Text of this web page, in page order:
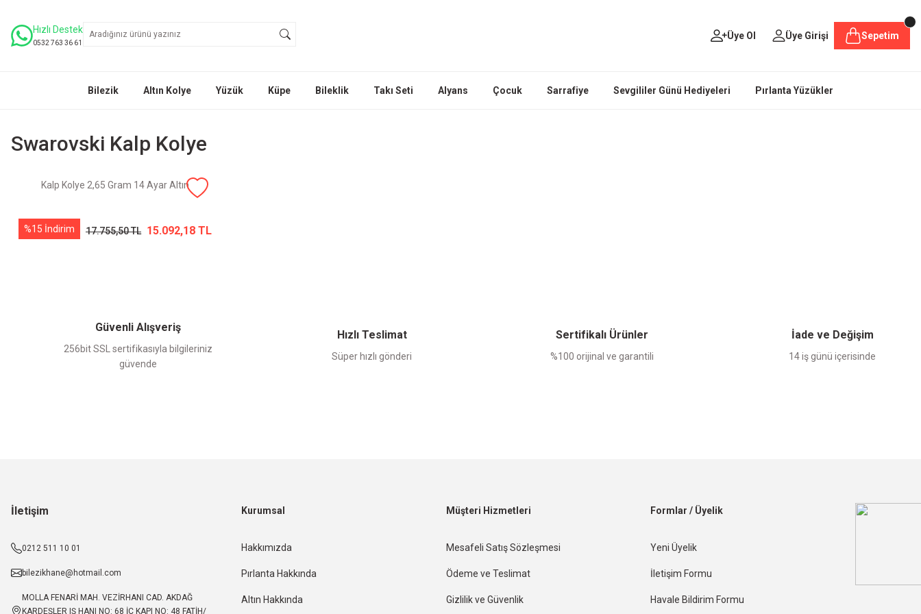
Hızlı Destek
0532 763 36 61
Üye Ol Üye Girişi Sepetim
Bilezik Altın Kolye Yüzük Küpe Bileklik Takı Seti Alyans Çocuk Sarrafiye Sevgililer Günü Hediyeleri Pırlanta Yüzükler
Swarovski Kalp Kolye
Kalp Kolye 2,65 Gram 14 Ayar Altın
%15 İndirim 17.755,50 TL 15.092,18 TL
Güvenli Alışveriş
256bit SSL sertifikasıyla bilgileriniz
güvende
Hızlı Teslimat
Süper hızlı gönderi
Sertifikalı Ürünler
%100 orijinal ve garantili
İade ve Değişim
14 iş günü içerisinde
İletişim
0212 511 10 01
bilezikhane@hotmail.com
MOLLA FENARİ MAH. VEZİRHANI CAD. AKDAĞ
KARDEŞLER IŞ HANI NO: 68 İÇ KAPI NO: 48 FATİH/
Kurumsal
Hakkımızda
Pırlanta Hakkında
Altın Hakkında
Müşteri Hizmetleri
Mesafeli Satış Sözleşmesi
Ödeme ve Teslimat
Gizlilik ve Güvenlik
Formlar / Üyelik
Yeni Üyelik
İletişim Formu
Havale Bildirim Formu